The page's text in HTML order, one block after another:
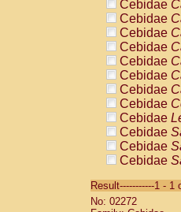
Cebidae
Cebidae
Cebidae
Cebidae
Cebidae
Cebidae
Cebidae
Cebidae
Cebidae
Cebidae
Cebidae
Cebidae
Cebidae
Cebidae
Result-----------1 - 1
No: 02272